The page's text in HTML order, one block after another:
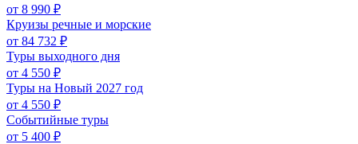
от 8 990 ₽
Круизы речные и морские
от 84 732 ₽
Туры выходного дня
от 4 550 ₽
Туры на Новый 2027 год
от 4 550 ₽
Событийные туры
от 5 400 ₽